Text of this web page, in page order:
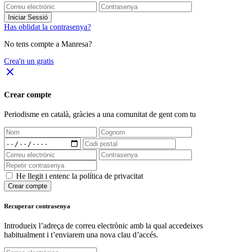
Iniciar Sessió
Has oblidat la contrasenya?
No tens compte a Manresa?
Crea'n un gratis
close
Crear compte
Periodisme en català, gràcies a una comunitat de gent com tu
He llegit i entenc la política de privacitat
Crear compte
Recuperar contrasenya
Introdueix l’adreça de correu electrònic amb la qual accedeixes
habitualment i t’enviarem una nova clau d’accés.